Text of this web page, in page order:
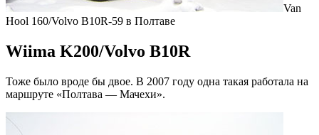
Van
Hool 160/Volvo B10R-59 в Полтаве
Wiima K200/Volvo B10R
Тоже было вроде бы двое. В 2007 году одна такая работала на
маршруте «Полтава — Мачехи».